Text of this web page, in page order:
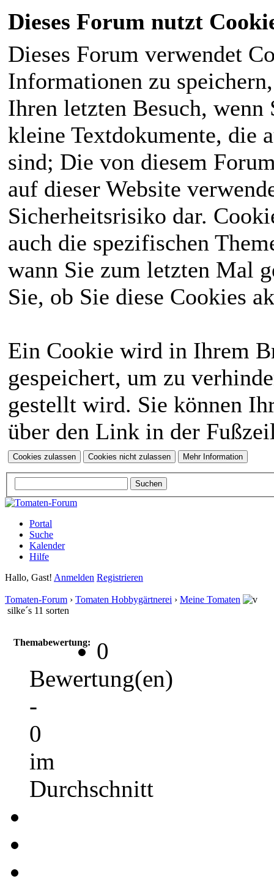
Dieses Forum nutzt
Dieses Forum verwendet
Informationen zu
Ihren letzten Besuch,
kleine Textdokumente, die
sind; Die von diesem
auf dieser Website
Sicherheitsrisiko dar.
auch die spezifischen
wann Sie zum letzten Mal
Sie, ob Sie diese Cookies
Ein Cookie wird in Ihrem
gespeichert, um zu
gestellt wird. Sie können
über den Link in der
Portal
Suche
Kalender
Hilfe
Hallo, Gast! Anmelden Registrieren
Tomaten-Forum › Tomaten Hobbygärtnerei › Meine Tomaten
silke´s 11 sorten
Themabewertung:
0
Bewertung(en)
-
0
im
Durchschnitt